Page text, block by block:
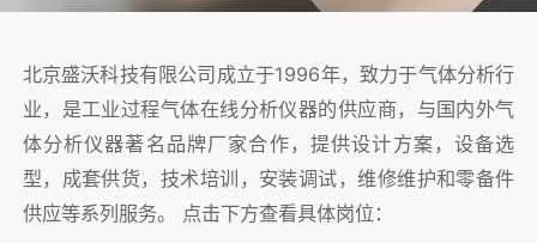
北京盛沃科技有限公司成立于1996年，致力于气体分析行
业，是工业过程气体在线分析仪器的供应商，与国内外气
体分析仪器著名品牌厂家合作，提供设计方案，设备选
型，成套供货，技术培训，安装调试，维修维护和零备件
供应等系列服务。 点击下方查看具体岗位：